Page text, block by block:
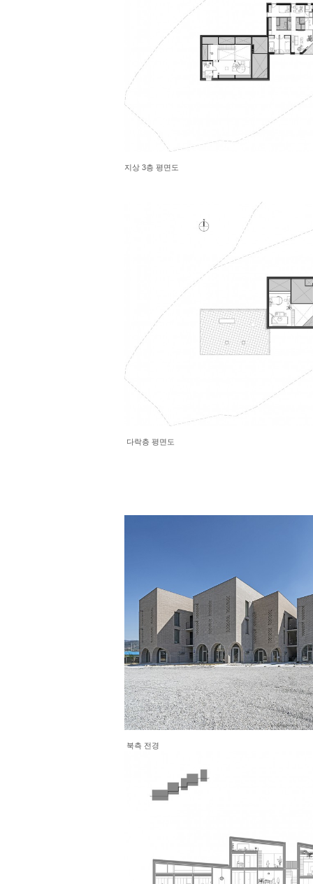
지상 3층 평면도
다락층 평면도
북측 전경